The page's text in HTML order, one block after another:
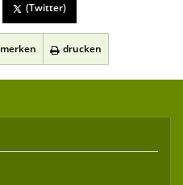
(Twitter)
merken drucken